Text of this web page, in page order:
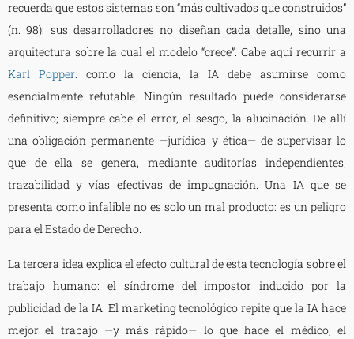
recuerda que estos sistemas son “más cultivados que construidos”
(n. 98): sus desarrolladores no diseñan cada detalle, sino una
arquitectura sobre la cual el modelo “crece”. Cabe aquí recurrir a
Karl Popper: como la ciencia, la IA debe asumirse como
esencialmente refutable. Ningún resultado puede considerarse
definitivo; siempre cabe el error, el sesgo, la alucinación. De allí
una obligación permanente —jurídica y ética— de supervisar lo
que de ella se genera, mediante auditorías independientes,
trazabilidad y vías efectivas de impugnación. Una IA que se
presenta como infalible no es solo un mal producto: es un peligro
para el Estado de Derecho.
La tercera idea explica el efecto cultural de esta tecnología sobre el
trabajo humano: el síndrome del impostor inducido por la
publicidad de la IA. El marketing tecnológico repite que la IA hace
mejor el trabajo —y más rápido— lo que hace el médico, el